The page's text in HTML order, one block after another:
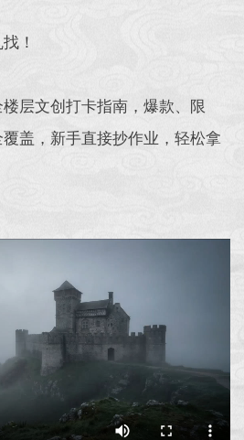
！
层文创打卡指南，爆款、限
盖，新手直接抄作业，轻松拿